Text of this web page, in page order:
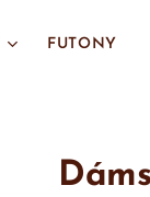
FUTONY